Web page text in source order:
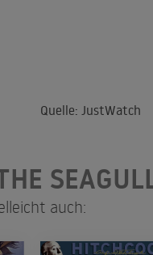
Quelle: JustWatch
auch: